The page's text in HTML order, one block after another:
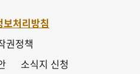
보처리방침
권정책
소식지 신청